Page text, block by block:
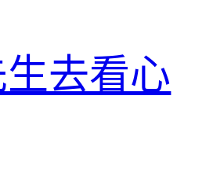
去看心